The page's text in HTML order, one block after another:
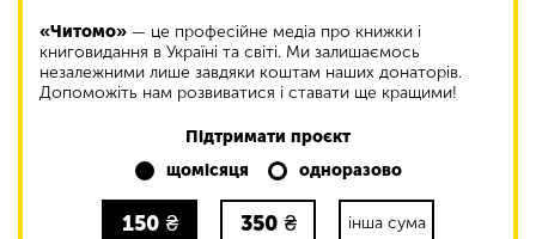
«Читомо» — це професійне медіа про книжки і
книговидання в Україні та світі. Ми залишаємось
незалежними лише завдяки коштам наших донаторів.
Допоможіть нам розвиватися і ставати ще кращими!
Підтримати проєкт
щомісяця
одноразово
150 ₴ 350 ₴ інша сума